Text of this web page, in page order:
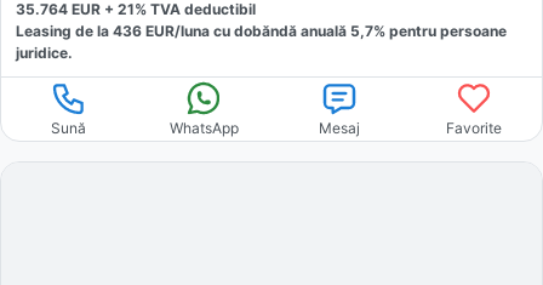
35.764 EUR + 21% TVA deductibil
Leasing de la 436 EUR/luna cu dobăndă anuală 5,7% pentru persoane
juridice.
Sună WhatsApp Mesaj Favorite